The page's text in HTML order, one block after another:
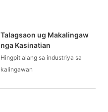
Talagsaon ug Makalingaw
nga Kasinatian
Hingpit alang sa industriya sa
kalingawan